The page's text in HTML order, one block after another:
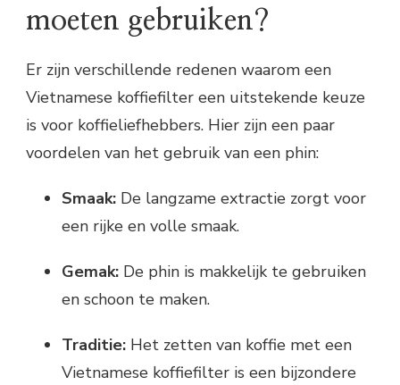
moeten gebruiken?
Er zijn verschillende redenen waarom een
Vietnamese koffiefilter een uitstekende keuze
is voor koffieliefhebbers. Hier zijn een paar
voordelen van het gebruik van een phin:
Smaak: De langzame extractie zorgt voor
een rijke en volle smaak.
Gemak: De phin is makkelijk te gebruiken
en schoon te maken.
Traditie: Het zetten van koffie met een
Vietnamese koffiefilter is een bijzondere